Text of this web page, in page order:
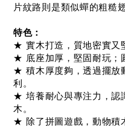
片紋路則是類似蟬的粗糙
特色：
★ 實木打造，質地密實又
★ 底座加厚，堅固耐玩；
★ 積木厚度夠，透過擺放
利。
★ 培養耐心與專注力，認
木。
★ 除了拼圖遊戲，動物積